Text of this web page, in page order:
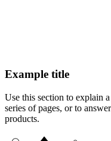
Example title
Use this section to explain
series of pages, or to
products.